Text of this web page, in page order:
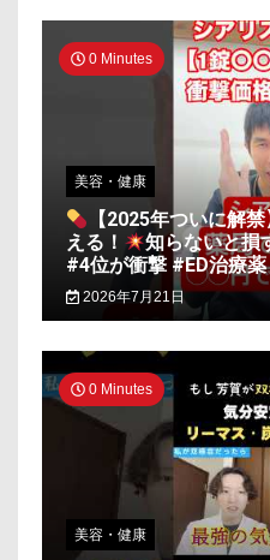
0 Minutes
美容・健康
【2025年ついに解
える！
知らないと損
#4位が衝撃 #ED治療
2026年7月21日
0 Minutes
美容・健康